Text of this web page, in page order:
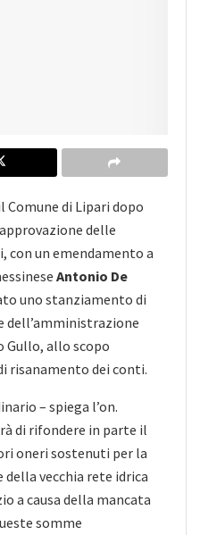
di Lipari dopo
delle
un emendamento a
Antonio De
uno stanziamento di
dell’amministrazione
Gullo, allo scopo
risanamento dei conti.
– spiega l’on.
di rifondere in parte il
oneri sostenuti per la
vecchia rete idrica
a causa della mancata
somme